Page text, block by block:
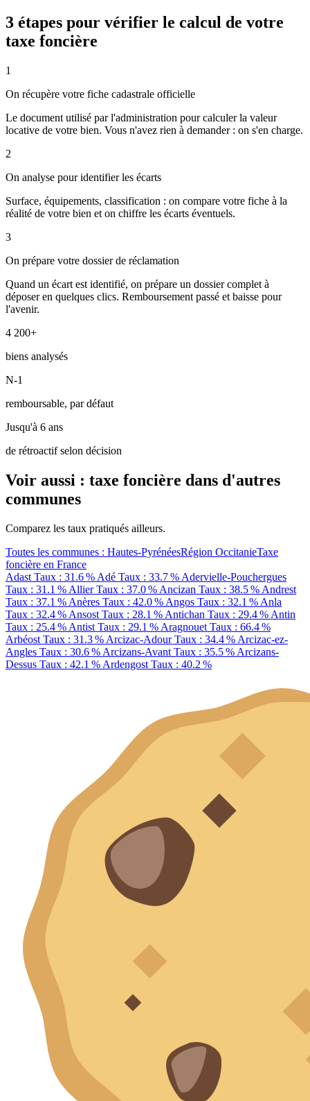
3 étapes pour vérifier le calcul de votre
taxe foncière
1
On récupère votre fiche cadastrale officielle
Le document utilisé par l'administration pour calculer la valeur
locative de votre bien. Vous n'avez rien à demander : on s'en charge.
2
On analyse pour identifier les écarts
Surface, équipements, classification : on compare votre fiche à la
réalité de votre bien et on chiffre les écarts éventuels.
3
On prépare votre dossier de réclamation
Quand un écart est identifié, on prépare un dossier complet à
déposer en quelques clics. Remboursement passé et baisse pour
l'avenir.
4 200+
biens analysés
N-1
remboursable, par défaut
Jusqu'à 6 ans
de rétroactif selon décision
Voir aussi : taxe foncière dans d'autres
communes
Comparez les taux pratiqués ailleurs.
Toutes les communes : Hautes-PyrénéesRégion OccitanieTaxe
foncière en France
Adast Taux : 31.6 % Adé Taux : 33.7 % Adervielle-Pouchergues
Taux : 31.1 % AllierTaux : 37.0 % Ancizan Taux : 38.5 % Andrest
Taux : 37.1 % Anères Taux : 42.0 % Angos Taux : 32.1 % Anla
Taux : 32.4 % Ansost Taux : 28.1 % Antichan Taux : 29.4 % Antin
Taux : 25.4 % Antist Taux : 29.1 % Aragnouet Taux : 66.4 %
Arbéost Taux : 31.3 % Arcizac-AdourTaux : 34.4 % Arcizac-ez-
Angles Taux : 30.6 % Arcizans-Avant Taux : 35.5 % Arcizans-
Dessus Taux : 42.1 % Ardengost Taux : 40.2 %